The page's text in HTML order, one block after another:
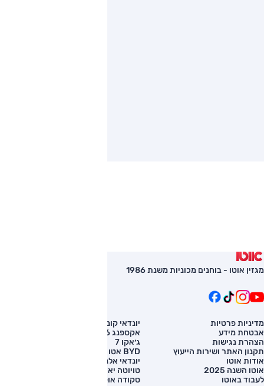
מגזין אוטו - בוחנים מכוניות משנת 1986
מדיניות פרטיות
אבטחת מידע
הצהרת נגישות
תקנון האתר ושירות הייעוץ
אודות אוטו
אוטו השנה 2025
לעבוד באוטו
יונדאי קונה
אקספנג G6
ג׳אקו 7
BYD אטו 3
יונדאי אלנטרה
טויוטה יאריס קרוס
סקודה אוקטביה